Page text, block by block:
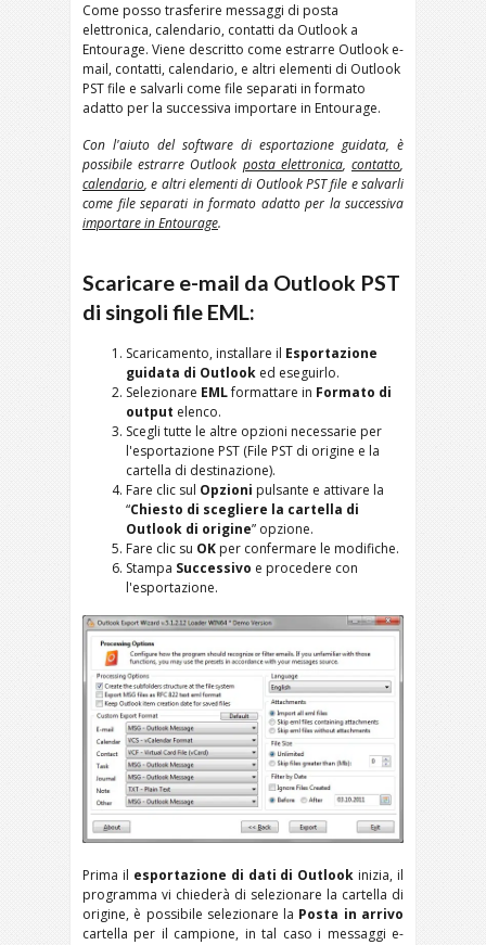
Come posso trasferire messaggi di posta
elettronica, calendario, contatti da Outlook a
Entourage. Viene descritto come estrarre Outlook e-
mail, contatti, calendario, e altri elementi di Outlook
PST file e salvarli come file separati in formato
adatto per la successiva importare in Entourage.
Con l'aiuto del software di esportazione guidata, è
possibile estrarre Outlook posta elettronica,contatto,
calendario, e altri elementi di Outlook PST file e salvarli
come file separati in formato adatto per la successiva
importare in Entourage.
Scaricare e-mail da Outlook PST
di singoli file EML:
Scaricamento, installare il Esportazione
guidata di Outlook ed eseguirlo.
Selezionare EMLformattare in Formato di
output elenco.
Scegli tutte le altre opzioni necessarie per
l'esportazione PST (File PST di origine e la
cartella di destinazione).
Fare clic sul Opzioni pulsante e attivare la
“Chiesto di scegliere la cartella di
Outlook di origine” opzione.
Fare clic su OK per confermare le modifiche.
Stampa Successivo e procedere con
l'esportazione.
Prima il esportazione di dati di Outlook inizia, il
programma vi chiederà di selezionare la cartella di
origine, è possibile selezionare la Posta in arrivo
cartella per il campione, in tal caso i messaggi e-